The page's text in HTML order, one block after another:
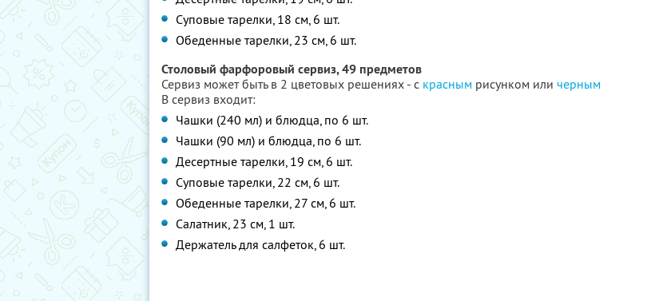
Суповые тарелки, 18 см, 6 шт.
Обеденные тарелки, 23 см, 6 шт.
Столовый фарфоровый сервиз, 49 предметов
Сервиз может быть в 2 цветовых решениях - с красным рисунком или черным
В сервиз входит:
Чашки (240 мл) и блюдца, по 6 шт.
Чашки (90 мл) и блюдца, по 6 шт.
Десертные тарелки, 19 см, 6 шт.
Суповые тарелки, 22 см, 6 шт.
Обеденные тарелки, 27 см, 6 шт.
Салатник, 23 см, 1 шт.
Держатель для салфеток, 6 шт.